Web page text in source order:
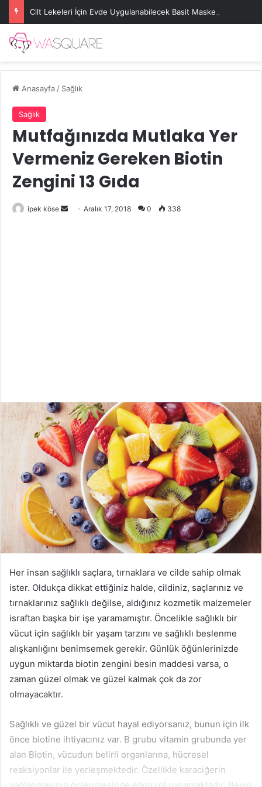
Cilt Lekeleri İçin Evde Uygulanabilecek Basit Maskeler
Anasayfa/ Sağlık
Sağlık
Mutfağınızda Mutlaka Yer
Vermeniz Gereken Biotin
Zengini 13 Gıda
ipek köse
Bir
Aralık 17, 2018 0 338
Her insan sağlıklı saçlara, tırnaklara ve cilde sahip olmak
ister. Oldukça dikkat ettiğiniz halde, cildiniz, saçlarınız ve
tırnaklarınız sağlıklı değilse, aldığınız kozmetik malzemeler
israftan başka bir işe yaramamıştır. Öncelikle sağlıklı bir
vücut için sağlıklı bir yaşam tarzını ve sağlıklı beslenme
alışkanlığını benimsemek gerekir. Günlük öğünlerinizde
uygun miktarda biotin zengini besin maddesi varsa, o
zaman güzel olmak ve güzel kalmak çok da zor
olmayacaktır.
Sağlıklı ve güzel bir vücut hayal ediyorsanız, bunun için ilk
önce biotine ihtiyacınız var. B grubu vitamin grubunda yer
alan Biotin, vücudun belirli organlarına, hücresel
reaksiyonlar ile yerleşmektedir. Özellikle karaciğerin